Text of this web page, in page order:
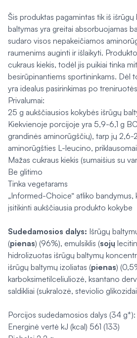
Šis produktas pagamintas tik iš
baltymas yra greitai absorbuojamas
sudaro visos nepakeičiamos
raumenims auginti ir išlaikyti.
cukraus kiekis, todėl jis puikiai tinka
besirūpinantiems sportininkams. Dėl
yra idealus pasirinkimas po
Privalumai:
25 g aukščiausios kokybės išrūgų
Kiekvienoje porcijoje yra 5,9-6,1 g
grandinės aminorūgščių), tarp jų 2,6-
aminorūgšties L-leucino,
Mažas cukraus kiekis (sumaišius su
Be glitimo
Tinka vegetarams
„Informed-Choice“ atliko bandymus,
įsitikinti aukščiausia produkto kokybe
Sudedamosios dalys: Išrūgų
(pienas) (96%), emulsiklis (sojų
hidrolizuotas išrūgų baltymų
išrūgų baltymų izoliatas (pienas)
karboksimetilceliuliozė, ksantano
saldikliai (sukralozė, steviolio
Porcijos sudedamosios dalys (34 g*):
Energinė vertė kJ (kcal) 561 (133)